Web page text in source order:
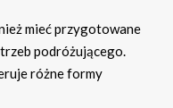
mieć przygotowane
podróżującego.
różne formy